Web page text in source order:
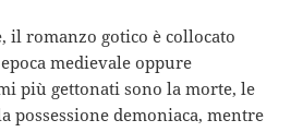
il romanzo gotico è collocato
medievale oppure
più gettonati sono la morte, le
possessione demoniaca, mentre